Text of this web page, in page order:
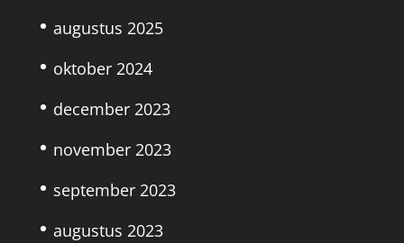
augustus 2025
oktober 2024
december 2023
november 2023
september 2023
augustus 2023